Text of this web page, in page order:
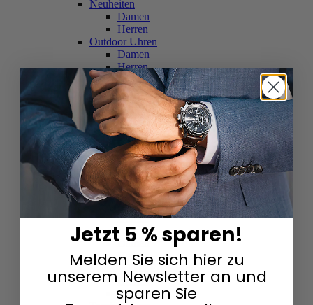
Neuheiten
Damen
Herren
Outdoor Uhren
Damen
Herren
Schweizer Uhren
Damen
Herren
Skelettuhren
Damen
Herren
Smartwatches
Damen
Herren
Solaruhren
Herren
Damen
Sportuhren
Damen
Herren
Swarovski & Edelsteine
Damen
Herren
Jetzt 5 % sparen!
Melden Sie sich hier zu
unserem Newsletter an und
sparen Sie